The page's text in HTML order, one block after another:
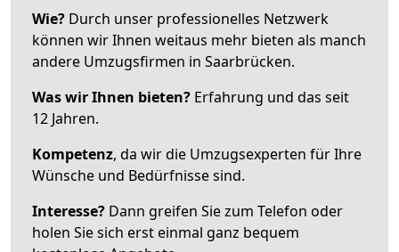
Wie? Durch unser professionelles Netzwerk
können wir Ihnen weitaus mehr bieten als manch
andere Umzugsfirmen in Saarbrücken.
Was wir Ihnen bieten? Erfahrung und das seit
12 Jahren.
Kompetenz, da wir die Umzugsexperten für Ihre
Wünsche und Bedürfnisse sind.
Interesse? Dann greifen Sie zum Telefon oder
holen Sie sich erst einmal ganz bequem